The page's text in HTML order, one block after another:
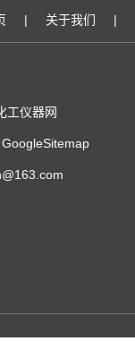
| 关于我们 |
工仪器网
GoogleSitemap